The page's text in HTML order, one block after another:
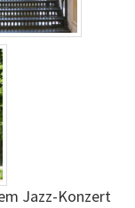
Jazz-Konzert